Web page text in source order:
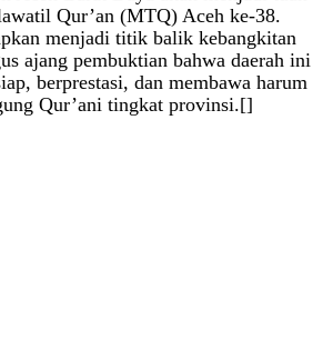
Qur’an (MTQ) Aceh ke-38.
menjadi titik balik kebangkitan
ajang pembuktian bahwa daerah ini
berprestasi, dan membawa harum
Qur’ani tingkat provinsi.[]